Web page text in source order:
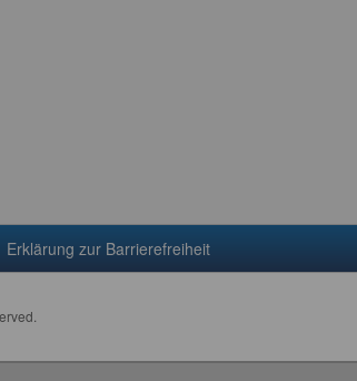
Erklärung zur Barrierefreiheit